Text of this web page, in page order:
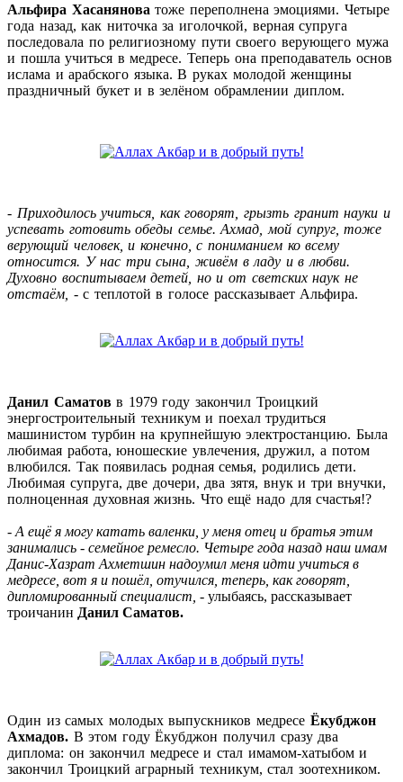
Альфира Хасанянова тоже переполнена эмоциями. Четыре
года назад, как ниточка за иголочкой, верная супруга
последовала по религиозному пути своего верующего мужа
и пошла учиться в медресе. Теперь она преподаватель основ
ислама и арабского языка. В руках молодой женщины
праздничный букет и в зелёном обрамлении диплом.
- Приходилось учиться, как говорят, грызть гранит науки и
успевать готовить обеды семье. Ахмад, мой супруг, тоже
верующий человек, и конечно, с пониманием ко всему
относится. У нас три сына, живём в ладу и в любви.
Духовно воспитываем детей, но и от светских наук не
отстаём, - с теплотой в голосе рассказывает Альфира.
Данил Саматовв 1979 году закончил Троицкий
энергостроительный техникум и поехал трудиться
машинистом турбин на крупнейшую электростанцию. Была
любимая работа, юношеские увлечения, дружил, а потом
влюбился. Так появилась родная семья, родились дети.
Любимая супруга, две дочери, два зятя, внук и три внучки,
полноценная духовная жизнь. Что ещё надо для счастья!?
- А ещё я могу катать валенки, у меня отец и братья этим
занимались - семейное ремесло. Четыре года назад наш имам
Данис-Хазрат Ахметшин надоумил меня идти учиться в
медресе, вот я и пошёл, отучился, теперь, как говорят,
дипломированный специалист, - улыбаясь, рассказывает
троичанин Данил Саматов.
Один из самых молодых выпускников медресе Ёкубджон
Ахмадов. В этом году Ёкубджон получил сразу два
диплома: он закончил медресе и стал имамом-хатыбом и
закончил Троицкий аграрный техникум, стал зоотехником.